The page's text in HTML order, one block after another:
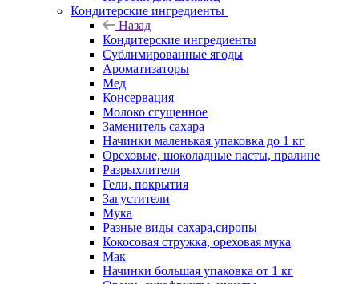
Кондитерские ингредиенты
Назад
Кондитерские ингредиенты
Сублимированные ягоды
Ароматизаторы
Мед
Консервация
Молоко сгущенное
Заменитель сахара
Начинки маленькая упаковка до 1 кг
Ореховые, шоколадные пасты, пралине
Разрыхлители
Гели, покрытия
Загустители
Мука
Разные виды сахара,сиропы
Кокосовая стружка, ореховая мука
Мак
Начинки большая упаковка от 1 кг